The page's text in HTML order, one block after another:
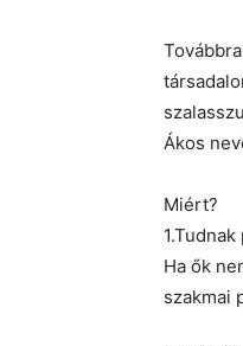
Ákos
Miért?
Ha ők
szakmai